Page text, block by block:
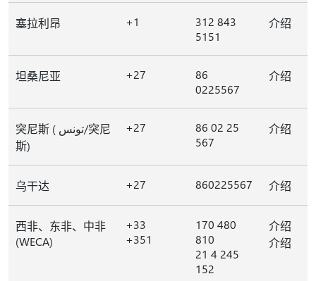
塞拉利昂 +1
312 843
5151
介绍
坦桑尼亚 +27
86
0225567
介绍
突尼斯 ( تونس/突尼
斯)
+27
86 02 25
567
介绍
乌干达 +27 860225567 介绍
西非、东非、中非
(WECA)
+33
+351
170 480
810
21 4 245
152
介绍
介绍